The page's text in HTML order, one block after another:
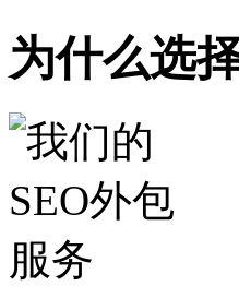
为什么选